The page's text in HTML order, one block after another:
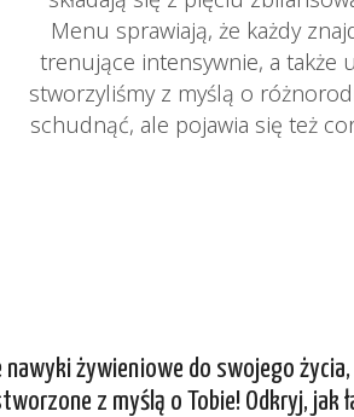
Menu sprawiają, że każdy
trenujące intensywnie, a także
stworzyliśmy z myślą o
schudnąć, ale pojawia się też
żywieniowe do swojego
z myślą o Tobie! Odkryj, jak